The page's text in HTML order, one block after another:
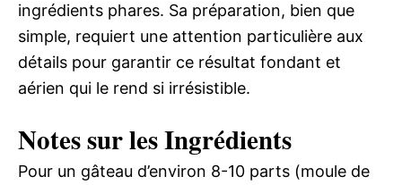
ingrédients phares. Sa préparation, bien que
simple, requiert une attention particulière aux
détails pour garantir ce résultat fondant et
aérien qui le rend si irrésistible.
Notes sur les Ingrédients
Pour un gâteau d’environ 8-10 parts (moule de